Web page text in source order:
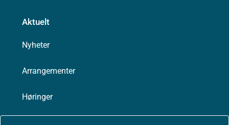
Aktuelt
Nyheter
Arrangementer
Høringer